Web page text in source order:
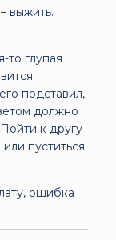
выжить.
то глупая
подставил,
должно
к другу
пуститься
ошибка